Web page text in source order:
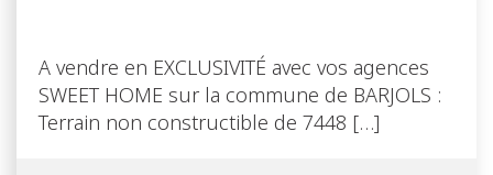
A vendre en EXCLUSIVITÉ avec vos agences
SWEET HOME sur la commune de BARJOLS :
Terrain non constructible de 7448 […]